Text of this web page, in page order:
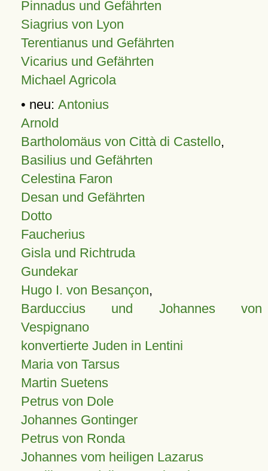
Pinnadus und Gefährten
Siagrius von Lyon
Terentianus und Gefährten
Vicarius und Gefährten
Michael Agricola
• neu: Antonius
Arnold
Bartholomäus von Città di Castello,
Basilius und Gefährten
Celestina Faron
Desan und Gefährten
Dotto
Faucherius
Gisla und Richtruda
Gundekar
Hugo I. von Besançon,
Barduccius und Johannes von
Vespignano
konvertierte Juden in Lentini
Maria von Tarsus
Martin Suetens
Petrus von Dole
Johannes Gontinger
Petrus von Ronda
Johannes vom heiligen Lazarus